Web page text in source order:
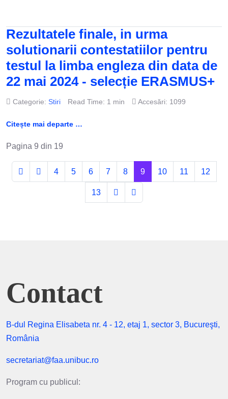
Rezultatele finale, in urma
solutionarii contestatiilor pentru
testul la limba engleza din data de
22 mai 2024 - selecție ERASMUS+
Categorie: Stiri Read Time: 1 min Accesări: 1099
Citește mai departe …
Pagina 9 din 19
4 5 6 7 8 9 10 11 12
13
Contact
B-dul Regina Elisabeta nr. 4 - 12, etaj 1, sector 3, Bucureşti,
România
secretariat@faa.unibuc.ro
Program cu publicul: